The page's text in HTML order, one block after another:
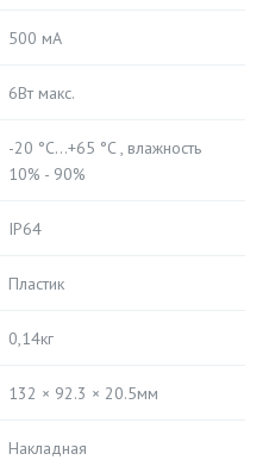
500 мА
6Вт макс.
-20 °C…+65 °C , влажность
10% - 90%
IP64
Пластик
0,14кг
132 × 92.3 × 20.5мм
Накладная